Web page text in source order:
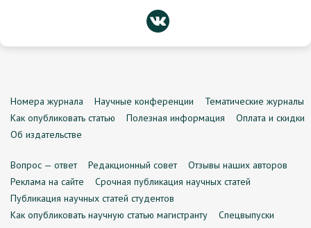
Номера журнала Научные конференции
Тематические журналы
Как опубликовать статью
Полезная информация
Оплата и скидки
Об издательстве
Вопрос — ответ Редакционный совет
Отзывы наших авторов
Реклама на сайте
Срочная публикация научных статей
Публикация научных статей студентов
Как опубликовать научную статью магистранту
Спецвыпуски